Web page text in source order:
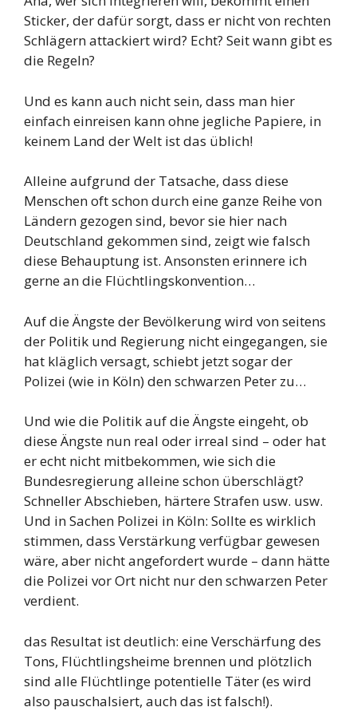
Sticker, der dafür sorgt, dass er nicht von rechten
Schlägern attackiert wird? Echt? Seit wann gibt es
die Regeln?
Und es kann auch nicht sein, dass man hier
einfach einreisen kann ohne jegliche Papiere, in
keinem Land der Welt ist das üblich!
Alleine aufgrund der Tatsache, dass diese
Menschen oft schon durch eine ganze Reihe von
Ländern gezogen sind, bevor sie hier nach
Deutschland gekommen sind, zeigt wie falsch
diese Behauptung ist. Ansonsten erinnere ich
gerne an die Flüchtlingskonvention…
Auf die Ängste der Bevölkerung wird von seitens
der Politik und Regierung nicht eingegangen, sie
hat kläglich versagt, schiebt jetzt sogar der
Polizei (wie in Köln) den schwarzen Peter zu…
Und wie die Politik auf die Ängste eingeht, ob
diese Ängste nun real oder irreal sind – oder hat
er echt nicht mitbekommen, wie sich die
Bundesregierung alleine schon überschlägt?
Schneller Abschieben, härtere Strafen usw. usw.
Und in Sachen Polizei in Köln: Sollte es wirklich
stimmen, dass Verstärkung verfügbar gewesen
wäre, aber nicht angefordert wurde – dann hätte
die Polizei vor Ort nicht nur den schwarzen Peter
verdient.
das Resultat ist deutlich: eine Verschärfung des
Tons, Flüchtlingsheime brennen und plötzlich
sind alle Flüchtlinge potentielle Täter (es wird
also pauschalsiert, auch das ist falsch!).